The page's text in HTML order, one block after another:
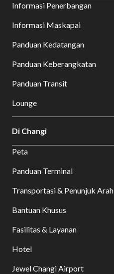
Informasi Penerbangan
Informasi Maskapai
Panduan Kedatangan
Panduan Keberangkatan
Panduan Transit
Lounge
Di Changi
Peta
Panduan Terminal
Transportasi & Penunjuk Arah
Bantuan Khusus
Fasilitas & Layanan
Hotel
Jewel Changi Airport